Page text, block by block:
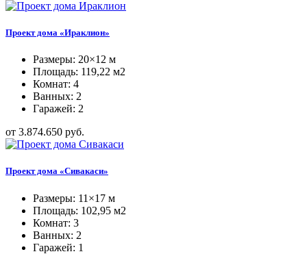
Проект дома «Ираклион»
Размеры: 20×12 м
Площадь: 119,22 м2
Комнат: 4
Ванных: 2
Гаражей: 2
от 3.874.650 руб.
Проект дома «Сивакаси»
Размеры: 11×17 м
Площадь: 102,95 м2
Комнат: 3
Ванных: 2
Гаражей: 1